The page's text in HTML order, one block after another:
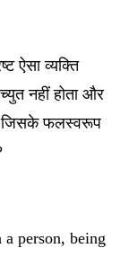
ऐसा व्यक्ति
नहीं होता और
जिसके फलस्वरूप
person, being